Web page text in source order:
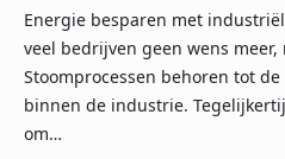
Energie besparen met
veel bedrijven geen wens meer,
Stoomprocessen behoren tot
binnen de industrie.
om…